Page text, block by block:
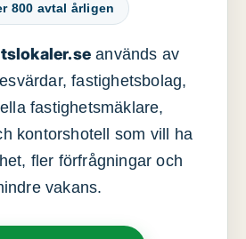
800 avtal årligen
används av
fastighetsbolag,
fastighetsmäklare,
kontorshotell som vill ha
fler förfrågningar och
vakans.